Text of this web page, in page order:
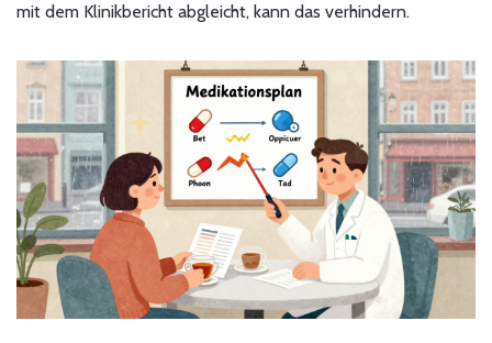
mit dem Klinikbericht abgleicht, kann das verhindern.